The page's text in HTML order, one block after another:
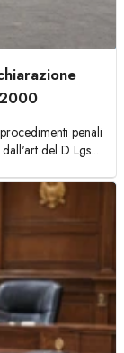
penali
del D Lgs...